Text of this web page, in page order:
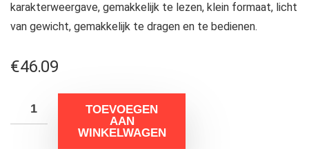
karakterweergave, gemakkelijk te lezen, klein formaat, licht
van gewicht, gemakkelijk te dragen en te bedienen.
€46.09
TOEVOEGEN
AAN
WINKELWAGEN